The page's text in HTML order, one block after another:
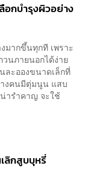
อกบำรุงผิวอย่าง
มากขึ้นทุกที เพราะ
วนภายนอกได้ง่าย
ละอองขนาดเล็กที่
างคนมีตุ่มนูน แสบ
ารำคาญ จะใช้
ลิกสูบบุหรี่